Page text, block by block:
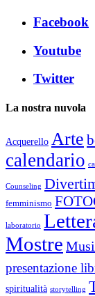
Facebook
Youtube
Twitter
La nostra nuvola
Acquerello Arte
calendario
Counseling
femminismo
laboratorio
Mostre
presentazione
spiritualità storytelling